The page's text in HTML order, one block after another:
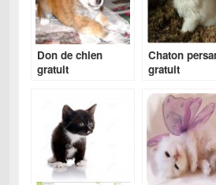
Don de chien
gratuit
Chaton
gratuit